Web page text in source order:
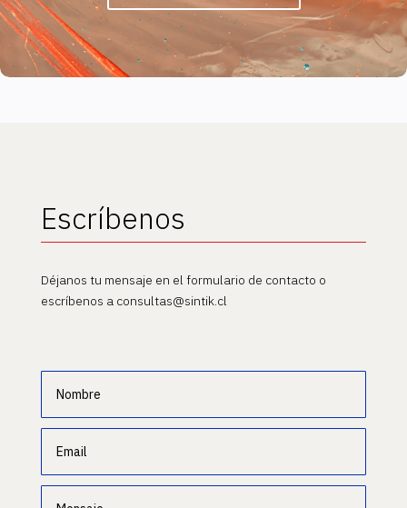
Escríbenos
Déjanos tu mensaje en el formulario de contacto o
escríbenos a consultas@sintik.cl